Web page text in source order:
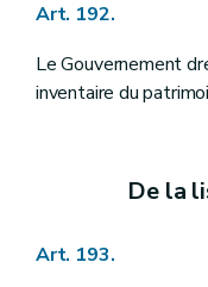
Art. 192.
Le Gouvernement
inventaire du
De la
Art. 193.